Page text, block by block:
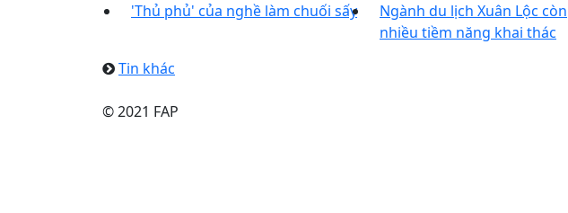
'Thủ phủ' của nghề làm chuối sấy
Ngành du lịch Xuân Lộc còn
nhiều tiềm năng khai thác
Tin khác
© 2021 FAP